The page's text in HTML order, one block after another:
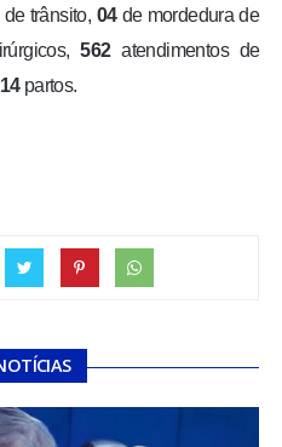
trânsito, 04de mordedura de
562atendimentos de
14partos.